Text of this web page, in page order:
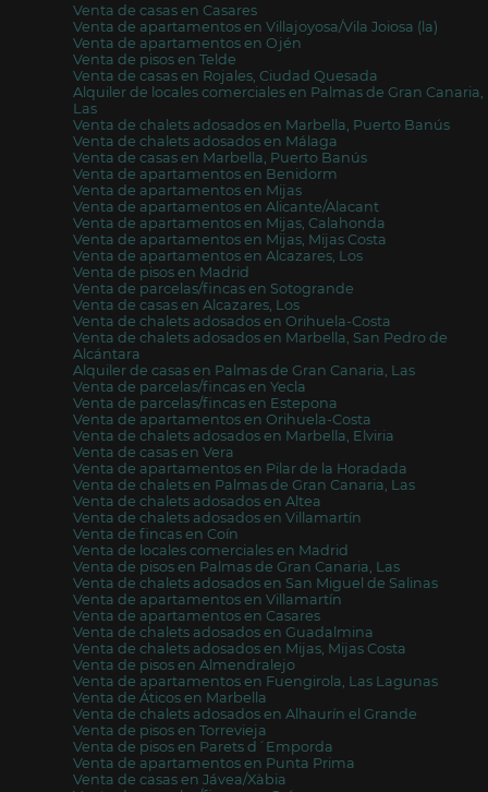
Venta de casas en Casares
Venta de apartamentos en Villajoyosa/Vila Joiosa (la)
Venta de apartamentos en Ojén
Venta de pisos en Telde
Venta de casas en Rojales, Ciudad Quesada
Alquiler de locales comerciales en Palmas de Gran Canaria,
Las
Venta de chalets adosados en Marbella, Puerto Banús
Venta de chalets adosados en Málaga
Venta de casas en Marbella, Puerto Banús
Venta de apartamentos en Benidorm
Venta de apartamentos en Mijas
Venta de apartamentos en Alicante/Alacant
Venta de apartamentos en Mijas, Calahonda
Venta de apartamentos en Mijas, Mijas Costa
Venta de apartamentos en Alcazares, Los
Venta de pisos en Madrid
Venta de parcelas/fincas en Sotogrande
Venta de casas en Alcazares, Los
Venta de chalets adosados en Orihuela-Costa
Venta de chalets adosados en Marbella, San Pedro de
Alcántara
Alquiler de casas en Palmas de Gran Canaria, Las
Venta de parcelas/fincas en Yecla
Venta de parcelas/fincas en Estepona
Venta de apartamentos en Orihuela-Costa
Venta de chalets adosados en Marbella, Elviria
Venta de casas en Vera
Venta de apartamentos en Pilar de la Horadada
Venta de chalets en Palmas de Gran Canaria, Las
Venta de chalets adosados en Altea
Venta de chalets adosados en Villamartín
Venta de fincas en Coín
Venta de locales comerciales en Madrid
Venta de pisos en Palmas de Gran Canaria, Las
Venta de chalets adosados en San Miguel de Salinas
Venta de apartamentos en Villamartín
Venta de apartamentos en Casares
Venta de chalets adosados en Guadalmina
Venta de chalets adosados en Mijas, Mijas Costa
Venta de pisos en Almendralejo
Venta de apartamentos en Fuengirola, Las Lagunas
Venta de Áticos en Marbella
Venta de chalets adosados en Alhaurín el Grande
Venta de pisos en Torrevieja
Venta de pisos en Parets d´Emporda
Venta de apartamentos en Punta Prima
Venta de casas en Jávea/Xàbia